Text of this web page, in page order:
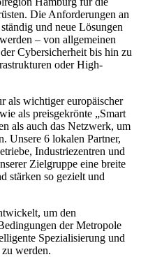
Die Anforderungen an
und neue Lösungen
– von allgemeinen
Cybersicherheit bis hin zu
oder High-
als wichtiger europäischer
als preisgekrönte „Smart
als auch das Netzwerk, um
Unsere 6 lokalen Partner,
Industriezentren und
Zielgruppe eine breite
stärken so gezielt und
um den
der Metropole
Spezialisierung und
werden.